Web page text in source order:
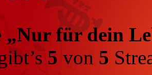
„Nur für dein
5 von 5